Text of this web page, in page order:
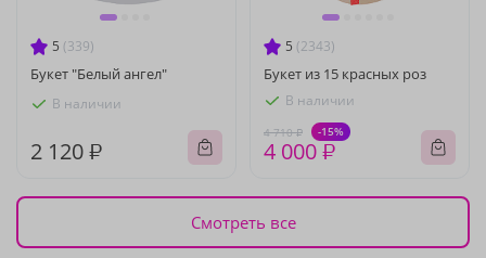
5 (339)
Букет "Белый ангел"
В наличии
2 120 ₽
5 (2343)
Букет из 15 красных роз
В наличии
4 710 ₽ -15%
4 000 ₽
Смотреть все